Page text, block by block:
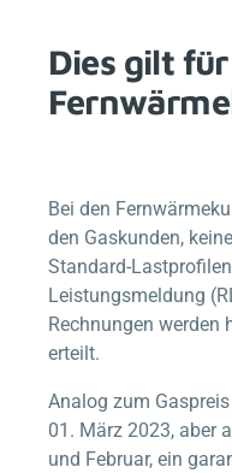
Dies gilt für
Bei den
den Gaskunden,
Standard-
Leistungsmeldung
Rechnungen werden
erteilt.
Analog zum
01. März 2023, aber
und Februar, ein